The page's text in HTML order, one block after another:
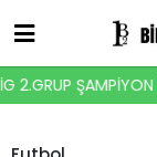
ŞAMPİYON